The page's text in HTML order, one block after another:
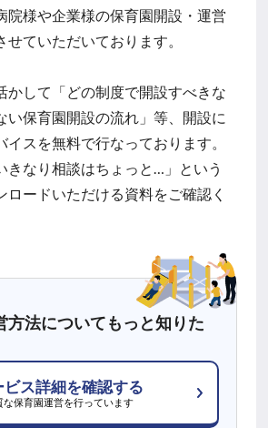
院様や企業様の保育園開設・運営
せていただいております。
かして「どの制度で開設すべきな
い保育園開設の流れ」等、開設に
イスを無料で行なっております。
きなり相談はちょっと…」という
ロードいただける資料をご確認く
方法についてもっと知りた
ビス詳細を確認する
な保育園運営を行っています